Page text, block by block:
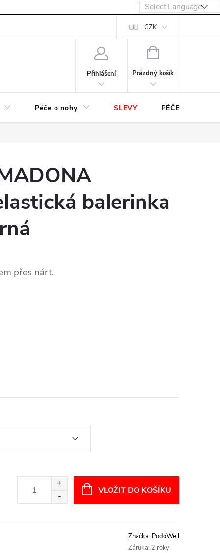
CZK
Přihlášení
NÁKUPNÍ
Prázdný košík
Péče o nohy SLEVY PÉČE O OBUV
balerinka
přes nárt.
VLOŽIT DO KOŠÍKU
Značka: PodoWell
Záruka: 2 roky